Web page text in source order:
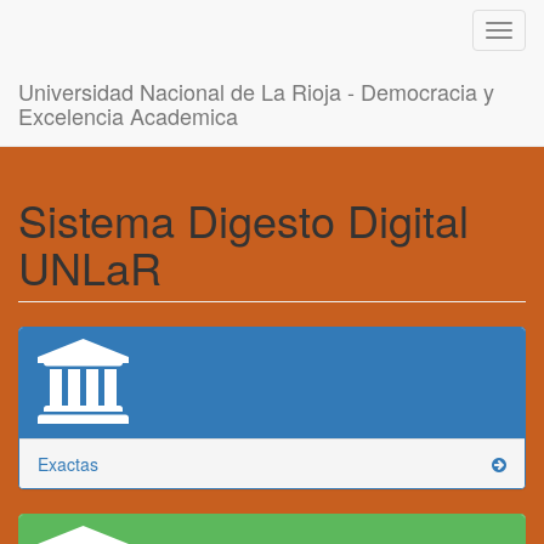
Universidad Nacional de La Rioja - Democracia y
Excelencia Academica
Sistema Digesto Digital
UNLaR
Exactas